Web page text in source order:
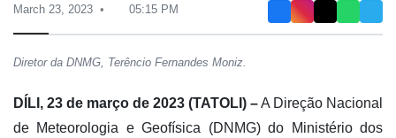
March 23, 2023 05:15 PM
Diretor da DNMG, Terêncio Fernandes Moniz.
DÍLI, 23 de março de 2023 (TATOLI) –A Direção Nacional
de Meteorologia e Geofísica (DNMG) do Ministério dos